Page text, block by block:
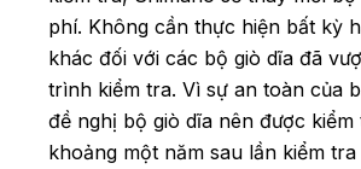
phí. Không cần thực hiện bất kỳ
khác đối với các bộ giò dĩa đã
trình kiểm tra. Vì sự an toàn của
đề nghị bộ giò dĩa nên được
khoảng một năm sau lần kiểm